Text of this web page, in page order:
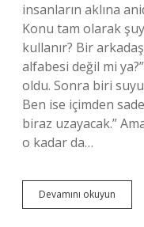
insanların aklına
Konu tam olarak
kullanır? Bir
alfabesi değil mi
oldu. Sonra biri
Ben ise içimden
biraz uzayacak.”
o kadar da…
Devamını okuyun
hangi